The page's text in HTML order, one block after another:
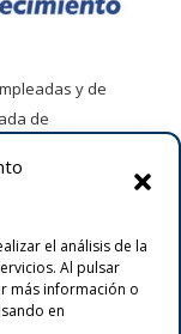
el análisis de la
Al pulsar
más información o
en
y de
de
de obras y
2020.